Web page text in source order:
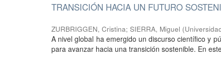
TRANSICIÓN HACIA UN FUTURO
ZURBRIGGEN, Cristina; SIERRA, Miguel (
A nivel global ha emergido un discurso científico y
para avanzar hacia una transición sostenible. En